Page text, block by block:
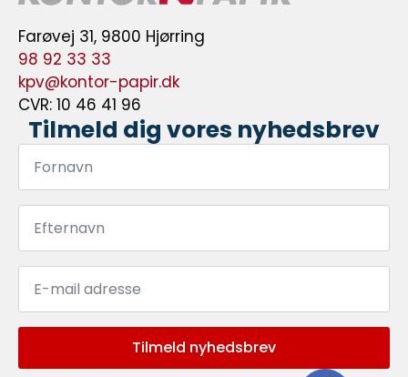
Farøvej 31, 9800 Hjørring
98 92 33 33
kpv@kontor-papir.dk
CVR: 10 46 41 96
Tilmeld dig vores nyhedsbrev
Fornavn
Efternavn
Email
Tilmeld nyhedsbrev